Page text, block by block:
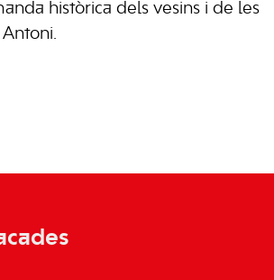
històrica dels vesins i de les